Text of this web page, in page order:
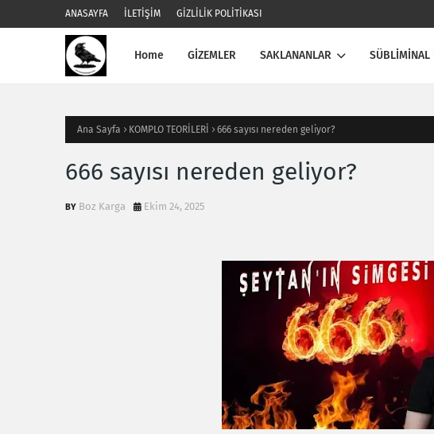
ANASAYFA İLETİŞİM GİZLİLİK POLİTİKASI
Home GİZEMLER SAKLANANLAR SÜBLİMİNAL
Ana Sayfa KOMPLO TEORİLERİ 666 sayısı nereden geliyor?
666 sayısı nereden geliyor?
Boz Karga Ekim 24, 2025